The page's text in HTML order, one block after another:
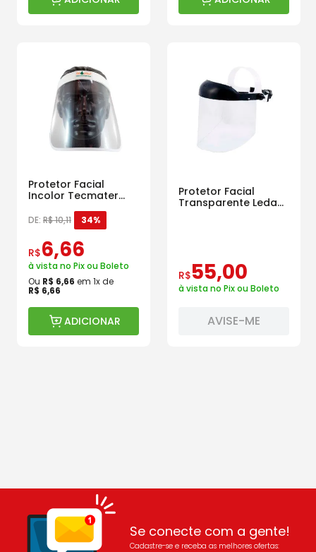
Protetor Facial
Incolor Tecmater
Herbicida
DE: R$10,11 34%
R$6,66
à vista no Pix ou Boleto
Ou R$ 6,66 em 1x de
R$ 6,66
ADICIONAR
Protetor Facial
Transparente Ledan
R$55,00
à vista no Pix ou Boleto
AVISE-ME
Se conecte com a gente!
Cadastre-se e receba as melhores ofertas: